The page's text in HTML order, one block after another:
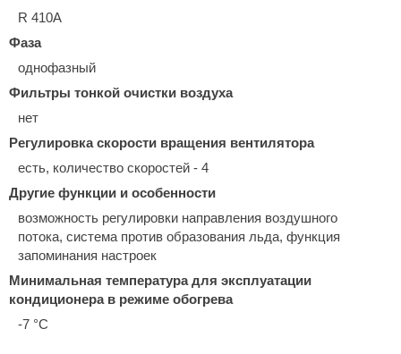
R 410A
Фаза
однофазный
Фильтры тонкой очистки воздуха
нет
Регулировка скорости вращения вентилятора
есть, количество скоростей - 4
Другие функции и особенности
возможность регулировки направления воздушного
потока, система против образования льда, функция
запоминания настроек
Минимальная температура для эксплуатации
кондиционера в режиме обогрева
-7 °С